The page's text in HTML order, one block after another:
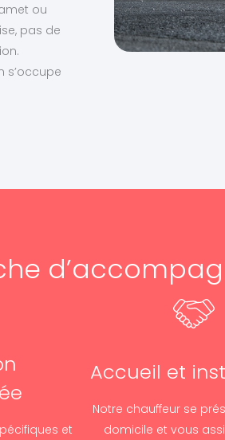
ou
pas de
s’occupe
et
Accueil et
Notre chauffeur se
domicile et vous